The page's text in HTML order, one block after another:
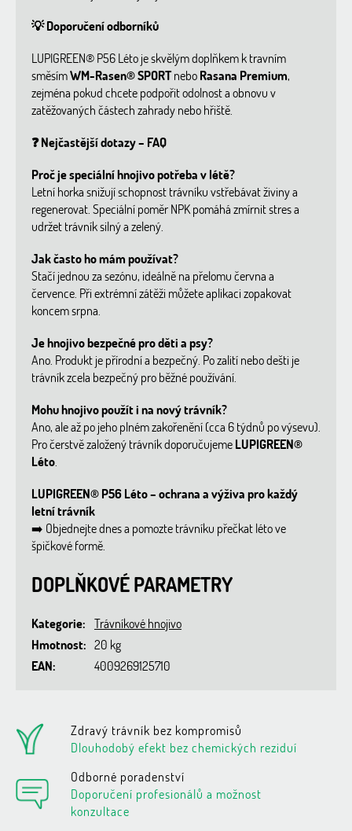
💡Doporučení odborníků
LUPIGREEN® P56 Léto je skvělým doplňkem k travním
směsímWM-Rasen® SPORTneboRasana Premium,
zejména pokud chcete podpořit odolnost a obnovu v
zatěžovaných částech zahrady nebo hřiště.
❓Nejčastější dotazy – FAQ
Proč je speciální hnojivo potřeba v létě?
Letní horka snižují schopnost trávníku vstřebávat živiny a
regenerovat. Speciální poměr NPK pomáhá zmírnit stres a
udržet trávník silný a zelený.
Jak často ho mám používat?
Stačí jednou za sezónu, ideálně na přelomu června a
července. Při extrémní zátěži můžete aplikaci zopakovat
koncem srpna.
Je hnojivo bezpečné pro děti a psy?
Ano. Produkt je přírodní a bezpečný. Po zalití nebo dešti je
trávník zcela bezpečný pro běžné používání.
Mohu hnojivo použít i na nový trávník?
Ano, ale až po jeho plném zakořenění (cca 6 týdnů po výsevu).
Pro čerstvě založený trávník doporučujemeLUPIGREEN®
Léto
LUPIGREEN® P56 Léto – ochrana a výživa pro každý
letní trávník
➡️ Objednejte dnes a pomozte trávníku přečkat léto ve
špičkové formě.
DOPLŇKOVÉ PARAMETRY
Kategorie: Trávníkové hnojivo
Hmotnost: 20 kg
EAN: 4009269125710
Zdravý trávník bez kompromisů
Dlouhodobý efekt bez chemických reziduí
Odborné poradenství
Doporučení profesionálů a možnost
konzultace